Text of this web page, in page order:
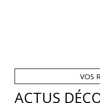
VOS
ACTUS